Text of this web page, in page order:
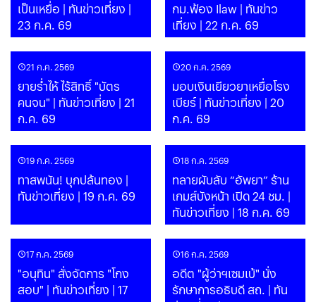
เป็นเหยื่อ | ทันข่าวเที่ยง |
23 ก.ค. 69
กม.ฟ้อง Ilaw | ทันข่าว
เที่ยง | 22 ก.ค. 69
21 ก.ค. 2569
ยายร่ำไห้ ไร้สิทธิ์ "บัตร
คนจน" | ทันข่าวเที่ยง | 21
ก.ค. 69
20 ก.ค. 2569
มอบเงินเยียวยาเหยื่อโรง
เบียร์ | ทันข่าวเที่ยง | 20
ก.ค. 69
19 ก.ค. 2569
ทาสพนัน! บุกปล้นทอง |
ทันข่าวเที่ยง | 19 ก.ค. 69
18 ก.ค. 2569
ทลายผับลับ “อัพยา” ร้าน
เกมส์บังหน้า เปิด 24 ชม. |
ทันข่าวเที่ยง | 18 ก.ค. 69
17 ก.ค. 2569
"อนุทิน" สั่งจัดการ "โกง
สอบ" | ทันข่าวเที่ยง | 17
16 ก.ค. 2569
อดีต "ผู้ว่าฯเซมเบ้" นั่ง
รักษาการอธิบดี สถ. | ทัน